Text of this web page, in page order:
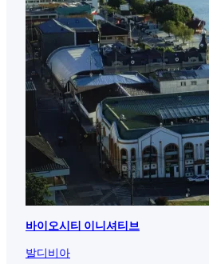
바이오시티 이니셔티브
발디비아